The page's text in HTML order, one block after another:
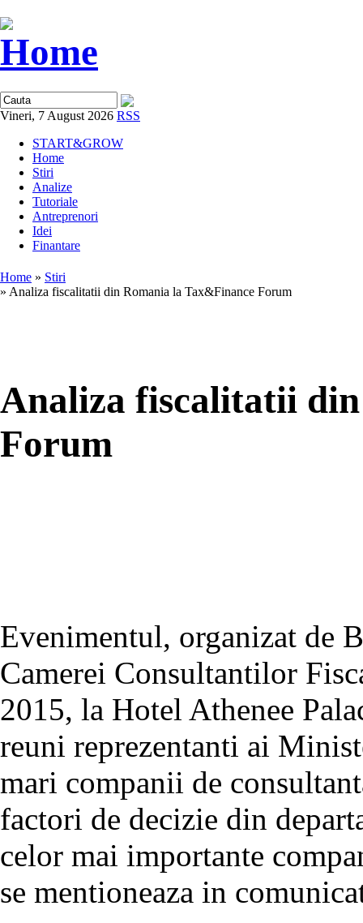
Vineri, 7 August 2026 RSS
START&GROW
Home
Stiri
Analize
Tutoriale
Antreprenori
Idei
Finantare
Home » Stiri
» Analiza fiscalitatii din Romania la Tax&Finance Forum
Analiza fiscalitatii
Forum
Evenimentul, organizat de
Camerei Consultantilor
2015, la Hotel Athenee
reuni reprezentanti ai
mari companii de
factori de decizie din
celor mai importante
se mentioneaza in